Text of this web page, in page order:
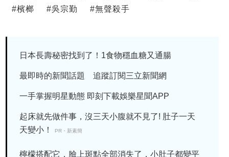
#檳榔 #吳宗勤 #無聲殺手
日本長壽秘密找到了！1食物穩血糖又通腸
最即時的新聞話題 追蹤訂閱三立新聞網
一手掌握明星動態 即刻下載娛樂星聞APP
起床就先做件事，沒三天小腹就不見了! 肚子一天
天變小！
PR・新素簡
檸檬搭配它，臉上斑點全部消失了，小肚子都變平